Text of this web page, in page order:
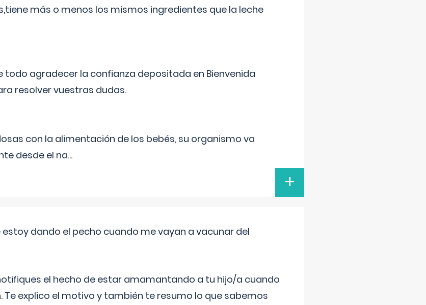
más o menos los mismos ingredientes que la leche
todo agradecer la confianza depositada en Bienvenida
resolver vuestras dudas.
con la alimentación de los bebés, su organismo va
desde el na...
+
dando el pecho cuando me vayan a vacunar del
el hecho de estar amamantando a tu hijo/a cuando
explico el motivo y también te resumo lo que sabemos